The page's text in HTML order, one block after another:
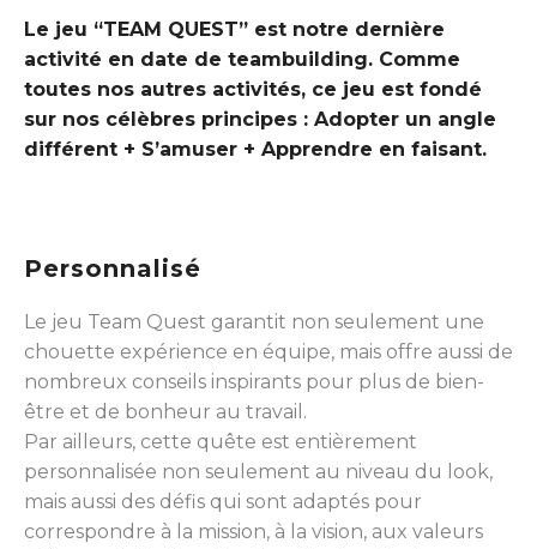
Le jeu “TEAM QUEST” est notre dernière
activité en date de teambuilding. Comme
toutes nos autres activités, ce jeu est fondé
sur nos célèbres principes : Adopter un angle
différent + S’amuser + Apprendre en faisant.
Personnalisé
Le jeu Team Quest garantit non seulement une
chouette expérience en équipe, mais offre aussi de
nombreux conseils inspirants pour plus de bien-
être et de bonheur au travail.
Par ailleurs, cette quête est entièrement
personnalisée non seulement au niveau du look,
mais aussi des défis qui sont adaptés pour
correspondre à la mission, à la vision, aux valeurs